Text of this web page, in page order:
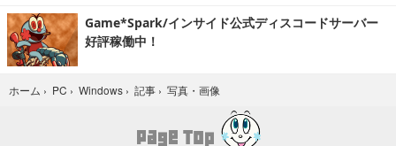
Game*Spark/インサイド公式ディスコードサーバー
好評稼働中！
ホーム › PC › Windows › 記事 › 写真・画像